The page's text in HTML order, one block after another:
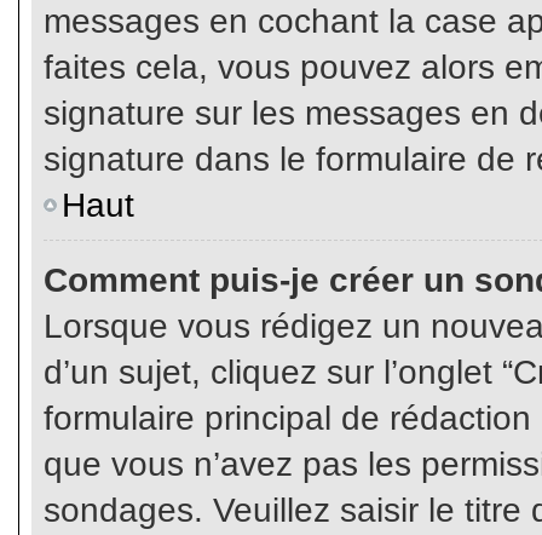
messages en cochant la case
faites cela, vous pouvez alors
signature sur les messages en
signature dans le formulaire de
Haut
Comment puis-je créer un
Lorsque vous rédigez un
d’un sujet, cliquez sur l’onglet
formulaire principal de
que vous n’avez pas les
sondages. Veuillez saisir le